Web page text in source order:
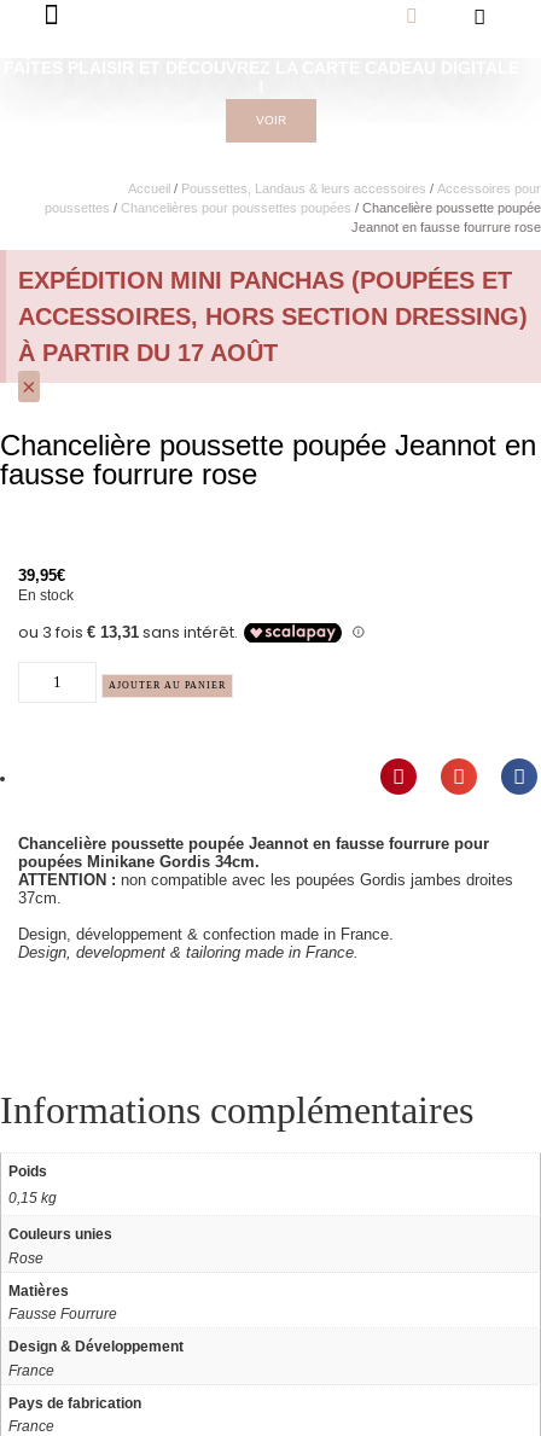
VOIR
Accueil / Poussettes, Landaus & leurs accessoires / Accessoires pour
poussettes / Chancelières pour poussettes poupées / Chancelière poussette poupée
Jeannot en fausse fourrure rose
EXPÉDITION MINI PANCHAS (POUPÉES ET
ACCESSOIRES, HORS SECTION DRESSING)
À PARTIR DU 17 AOÛT
×
Chancelière poussette poupée Jeannot en
fausse fourrure rose
39,95€
En stock
AJOUTER AU PANIER
Chancelière poussette poupée Jeannot en fausse fourrure pour
poupées Minikane Gordis 34cm.
ATTENTION : non compatible avec les poupées Gordis jambes droites
37cm.
Design, développement & confection made in France.
Design, development & tailoring made in France.
Informations complémentaires
Poids
0,15 kg
Couleurs unies
Rose
Matières
Fausse Fourrure
Design & Développement
France
Pays de fabrication
France